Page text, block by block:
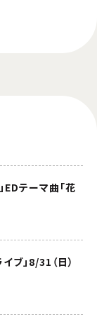
EDテーマ曲「花
」8/31（日）